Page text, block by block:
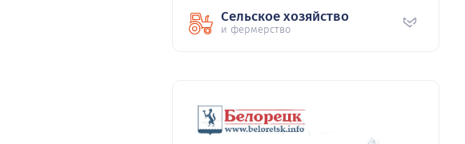
Сельское хозяйство
и фермерство